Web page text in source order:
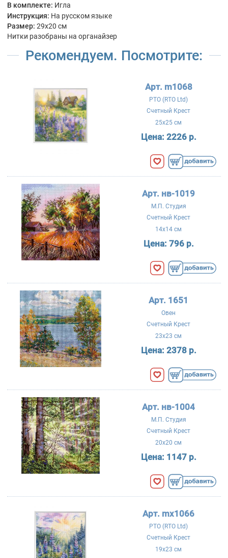
В комплекте: Игла
Инструкция: На русском языке
Размер: 29x20 см
Нитки разобраны на органайзер
Рекомендуем. Посмотрите:
Арт. m1068
РТО (RTO Ltd)
Счетный Крест
25x25 см
Цена: 2226 р.
Арт. нв-1019
М.П. Студия
Счетный Крест
14x14 см
Цена: 796 р.
Арт. 1651
Овен
Счетный Крест
23x23 см
Цена: 2378 р.
Арт. нв-1004
М.П. Студия
Счетный Крест
20x20 см
Цена: 1147 р.
Арт. mx1066
РТО (RTO Ltd)
Счетный Крест
19x23 см